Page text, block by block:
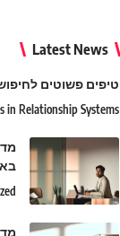
Latest News
טיפים פשוטים
in Relationship Systems